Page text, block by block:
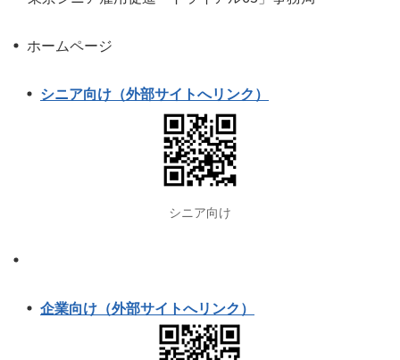
ホームページ
シニア向け（外部サイトへリンク）
シニア向け
企業向け（外部サイトへリンク）